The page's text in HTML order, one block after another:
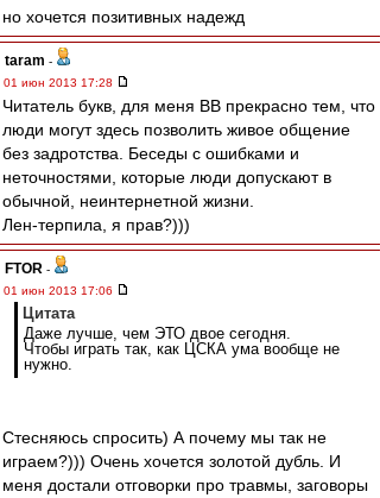
но хочется позитивных надежд
taram -
01 июн 2013 17:28
Читатель букв, для меня ВВ прекрасно тем, что
люди могут здесь позволить живое общение
без задротства. Беседы с ошибками и
неточностями, которые люди допускают в
обычной, неинтернетной жизни.
Лен-терпила, я прав?)))
FTOR -
01 июн 2013 17:06
Цитата
Даже лучше, чем ЭТО двое сегодня.
Чтобы играть так, как ЦСКА ума вообще не
нужно.
Стесняюсь спросить) А почему мы так не
играем?))) Очень хочется золотой дубль. И
меня достали отговорки про травмы, заговоры